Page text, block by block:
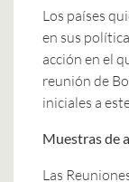
Los países
en sus
acción en el
reunión de
iniciales a
Muestras de
Las